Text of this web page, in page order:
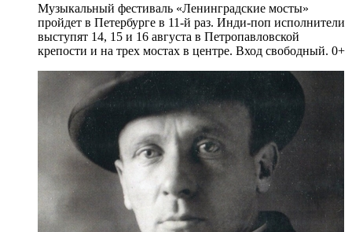
Музыкальный фестиваль «Ленинградские мосты»
пройдет в Петербурге в 11-й раз. Инди-поп исполнители
выступят 14, 15 и 16 августа в Петропавловской
крепости и на трех мостах в центре. Вход свободный. 0+